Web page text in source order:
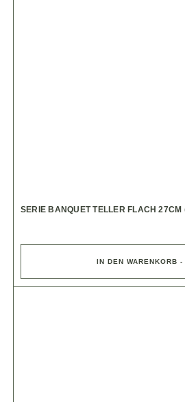
SERIE BANQUET TELLER FLACH 27CM
IN DEN WARENKORB